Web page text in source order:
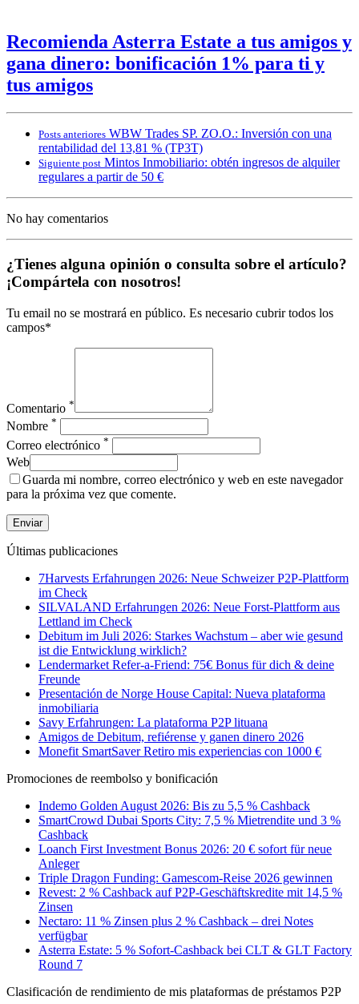
Recomienda Asterra Estate a tus amigos y
gana dinero: bonificación 1% para ti y
tus amigos
Posts anteriores WBW Trades SP. ZO.O.: Inversión con una
rentabilidad del 13,81 % (TP3T)
Siguiente post Mintos Inmobiliario: obtén ingresos de alquiler
regulares a partir de 50 €
No hay comentarios
¿Tienes alguna opinión o consulta sobre el artículo?
¡Compártela con nosotros!
Tu email no se mostrará en público. Es necesario cubrir todos los
campos*
Comentario *
Nombre *
Correo electrónico *
Web
Guarda mi nombre, correo electrónico y web en este navegador
para la próxima vez que comente.
Últimas publicaciones
7Harvests Erfahrungen 2026: Neue Schweizer P2P-Plattform
im Check
SILVALAND Erfahrungen 2026: Neue Forst-Plattform aus
Lettland im Check
Debitum im Juli 2026: Starkes Wachstum – aber wie gesund
ist die Entwicklung wirklich?
Lendermarket Refer-a-Friend: 75€ Bonus für dich & deine
Freunde
Presentación de Norge House Capital: Nueva plataforma
inmobiliaria
Savy Erfahrungen: La plataforma P2P lituana
Amigos de Debitum, refiérense y ganen dinero 2026
Monefit SmartSaver Retiro mis experiencias con 1000 €
Promociones de reembolso y bonificación
Indemo Golden August 2026: Bis zu 5,5 % Cashback
SmartCrowd Dubai Sports City: 7,5 % Mietrendite und 3 %
Cashback
Loanch First Investment Bonus 2026: 20 € sofort für neue
Anleger
Triple Dragon Funding: Gamescom-Reise 2026 gewinnen
Revest: 2 % Cashback auf P2P-Geschäftskredite mit 14,5 %
Zinsen
Nectaro: 11 % Zinsen plus 2 % Cashback – drei Notes
verfügbar
Asterra Estate: 5 % Sofort-Cashback bei CLT & GLT Factory
Round 7
Clasificación de rendimiento de mis plataformas de préstamos P2P